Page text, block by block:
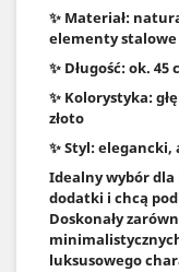
✨ Materiał:
elementy stalowe
✨ Długość: ok.
✨ Kolorystyka:
złoto
✨ Styl:
Idealny wybór
dodatki i chcą
Doskonały
luksusowego